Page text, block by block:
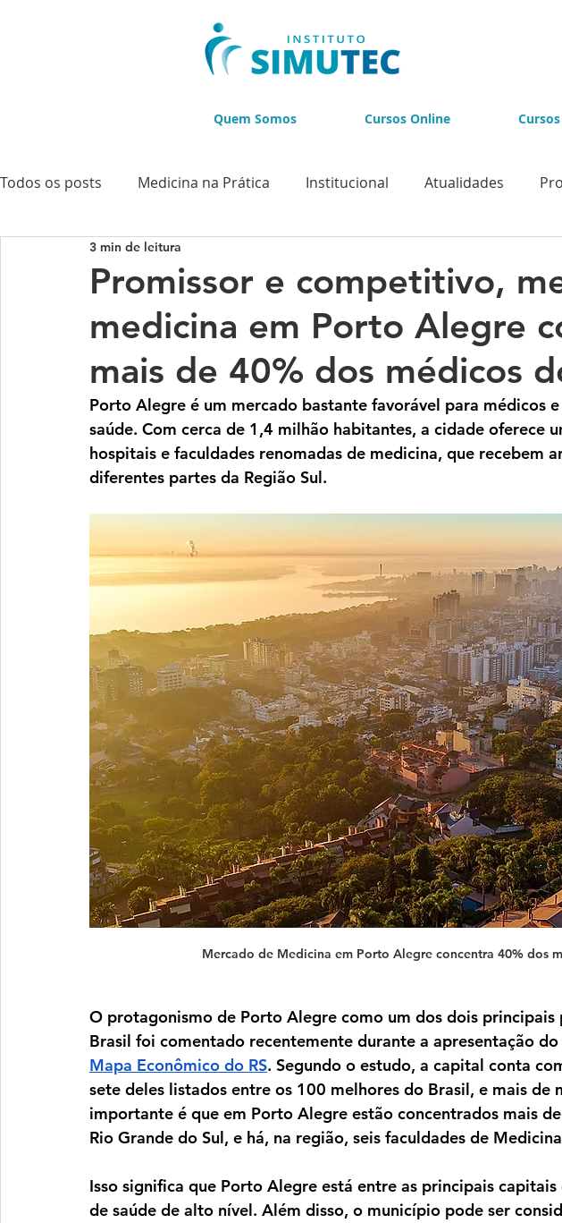
Quem Somos Cursos Online
Todos os posts Medicina na Prática Institucional Atualidades
Cursos de Ultrassonografia
BLACK NOVEMBER
Promissor e competitivo,
medicina em Porto Alegre
mais de 40% dos médicos
3 min de leitura
Porto Alegre é um mercado bastante favorável para médicos
saúde. Com cerca de 1,4 milhão habitantes, a cidade oferece
hospitais e faculdades renomadas de medicina, que recebem
diferentes partes da Região Sul.
Mercado de Medicina em Porto Alegre concentra 40% dos
O protagonismo de Porto Alegre como um dos dois principais
Brasil foi comentado recentemente durante a apresentação
Mapa Econômico do RS. Segundo o estudo, a capital conta
sete deles listados entre os 100 melhores do Brasil, e mais de
importante é que em Porto Alegre estão concentrados mais
Rio Grande do Sul, e há, na região, seis faculdades de
Isso significa que Porto Alegre está entre as principais
de saúde de alto nível. Além disso, o município pode ser